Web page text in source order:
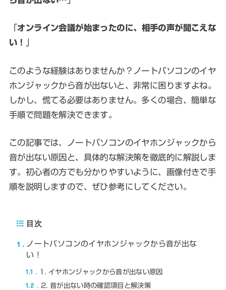
「オンライン会議が始まったのに、相手の声が聞こえな
い！
このような経験はありませんか？ノートパソコンのイヤ
ホンジャックから音が出ないと、非常に困りますよね。
しかし、慌てる必要はありません。多くの場合、簡単な
手順で問題を解決できます。
この記事では、ノートパソコンのイヤホンジャックから
音が出ない原因と、具体的な解決策を徹底的に解説しま
す。初心者の方でも分かりやすいように、画像付きで手
順を説明しますので、ぜひ参考にしてください。
目次
1
ノートパソコンのイヤホンジャックから音が出な
い！
1.1 1. イヤホンジャックから音が出ない原因
1.2 2. 音が出ない時の確認項目と解決策